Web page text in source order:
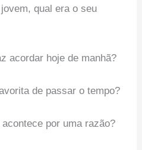
qual era o seu
acordar hoje de manhã?
de passar o tempo?
por uma razão?